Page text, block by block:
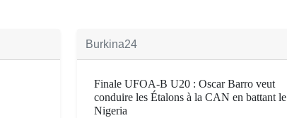
Burkina24
Finale UFOA-B U20 : Oscar Barro veut
conduire les Étalons à la CAN en battant le
Nigeria